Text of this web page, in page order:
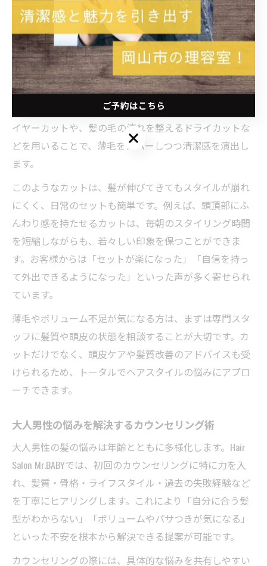
薄毛やボリューム不足に強いメンズカット
薄毛やボリューム不足は多くの大人男性が抱える髪の悩
みです。岡山県岡山市のメンズ専門理容室Hair Salon
Mr.BABYでは、髪の密度や毛流れを見極めた上で、立体感
と自然な仕上がりを重視したカット技術を提供していま
す。特にトップや前髪にボリュームが出やすいようなレ
イヤーカットや、髪の毛の流れを整えるドライカットな
どを用いることで、薄毛をカバーしつつ清潔感を演出し
ます。
このようなカットは、髪が伸びてきてもスタイルが崩れ
にくく、日常のセットも簡単です。例えば、頭頂部にふ
んわり感を持たせるカットは、毎朝のスタイリング時間
を短縮しながらも、若々しい印象を保つことができま
す。お客様からは「セットが楽になった」「自信を持っ
て外出できるようになった」といった声が多く寄せられ
ています。
薄毛やボリューム不足が気になる方は、まずは専門スタ
ッフに髪質や頭皮の状態を相談することが大切です。カ
ットだけでなく、頭皮ケアや髪質改善のアドバイスも受
けられるため、トータルでヘアスタイルの悩みにアプロ
ーチできます。
大人男性の悩みを解決するカウンセリング術
大人男性の髪の悩みは年齢とともに多様化します。Hair
Salon Mr.BABYでは、初回のカウンセリングに特に力を入
れ、髪質・骨格・ライフスタイル・過去の失敗経験など
を丁寧にヒアリングします。これにより「自分に合う髪
型がわからない」「ボリュームやパサつきが気になる」
といった不安を根本から解決できる提案が可能です。
カウンセリングの際には、具体的な悩みを共有しやすい
ご予約はこちら
ご予約はこちら